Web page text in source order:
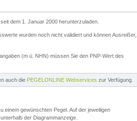
dem 1. Januar 2000 herunterzuladen.
wurden noch nicht validiert und können Ausreißer,
(m ü. NHN) müssen Sie den PNP-Wert des
auch die PEGELONLINE Webservices zur Verfügung.
einem gewünschten Pegel. Auf der jeweiligen
der Diagrammanzeige.